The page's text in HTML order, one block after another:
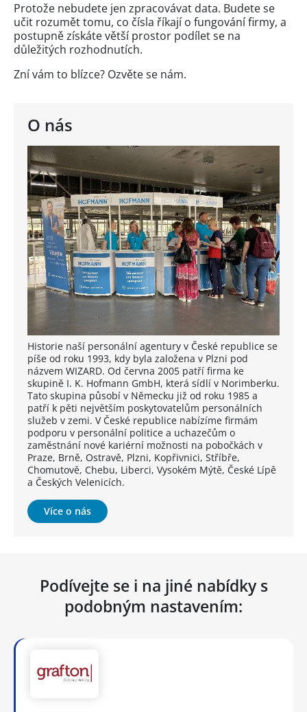
O nás
Historie naší personální agentury v České republice se
píše od roku 1993, kdy byla založena v Plzni pod
názvem WIZARD. Od června 2005 patří firma ke
skupině I. K. Hofmann GmbH, která sídlí v Norimberku.
Tato skupina působí v Německu již od roku 1985 a
patří k pěti největším poskytovatelům personálních
služeb v zemi. V České republice nabízíme firmám
podporu v personální politice a uchazečům o
zaměstnání nové kariérní možnosti na pobočkách v
Praze, Brně, Ostravě, Plzni, Kopřivnici, Stříbře,
Chomutově, Chebu, Liberci, Vysokém Mýtě, České Lípě
a Českých Velenicích.
Více o nás
Protože nebudete jen zpracovávat data. Budete se
učit rozumět tomu, co čísla říkají o fungování firmy, a
postupně získáte větší prostor podílet se na
důležitých rozhodnutích.
Zní vám to blízce? Ozvěte se nám.
Podívejte se i na jiné nabídky s
podobným nastavením: